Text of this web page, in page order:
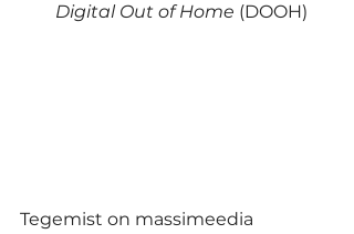
Digital Out of Home (DOOH)
Tegemist on massimeedia